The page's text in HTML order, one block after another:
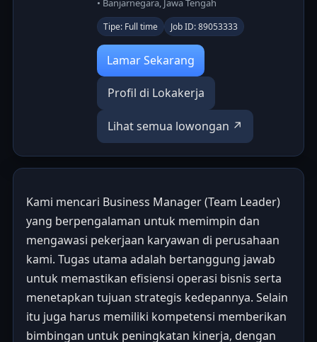
• Banjarnegara, Jawa Tengah
Tipe: Full time Job ID: 89053333
Lamar Sekarang
Profil di Lokakerja
Lihat semua lowongan ↗
Kami mencari Business Manager (Team Leader)
yang berpengalaman untuk memimpin dan
mengawasi pekerjaan karyawan di perusahaan
kami. Tugas utama adalah bertanggung jawab
untuk memastikan efisiensi operasi bisnis serta
menetapkan tujuan strategis kedepannya. Selain
itu juga harus memiliki kompetensi memberikan
bimbingan untuk peningkatan kinerja, dengan